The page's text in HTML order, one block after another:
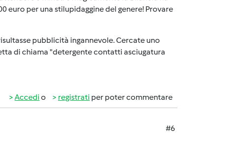
euro per una stilupidaggine del genere! Provare
pubblicità ingannevole. Cercate uno
di chiama "detergente contatti asciugatura
Accedi o registrati per poter commentare
#6